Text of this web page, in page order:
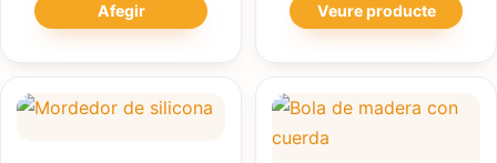
Afegir Veure producte